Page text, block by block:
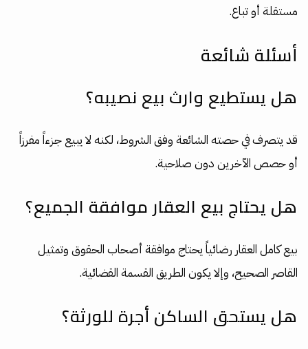
مستقلة أو تباع.
أسئلة شائعة
هل يستطيع وارث بيع نصيبه؟
قد يتصرف في حصته الشائعة وفق الشروط، لكنه لا يبيع جزءاً مفرزاً
أو حصص الآخرين دون صلاحية.
هل يحتاج بيع العقار موافقة الجميع؟
بيع كامل العقار رضائياً يحتاج موافقة أصحاب الحقوق وتمثيل
القاصر الصحيح، وإلا يكون الطريق القسمة القضائية.
هل يستحق الساكن أجرة للورثة؟